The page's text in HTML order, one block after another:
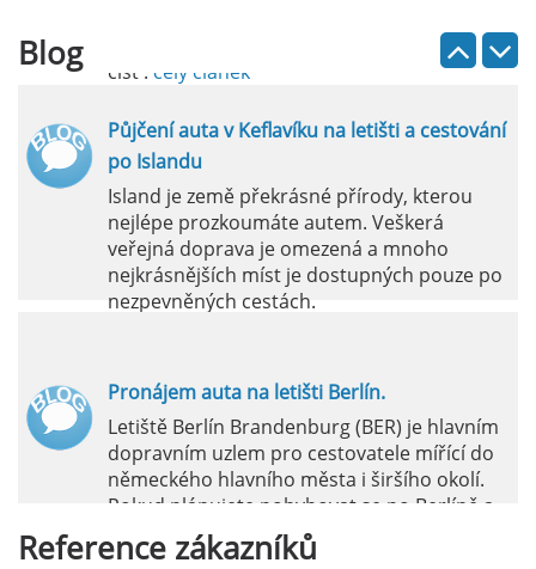
Blog číst : celý článek
Půjčení auta v Keflavíku na letišti a cestování
po Islandu
Island je země překrásné přírody, kterou
nejlépe prozkoumáte autem. Veškerá
veřejná doprava je omezená a mnoho
nejkrásnějších míst je dostupných pouze po
nezpevněných cestách.
Pronájem auta na letišti Berlín.
Letiště Berlín Brandenburg (BER) je hlavním
dopravním uzlem pro cestovatele mířící do
německého hlavního města i širšího okolí.
Pokud plánujete pohybovat se po Berlíně a
okolních regionech bez omezení, pronájem
auta přímo na letišti je ideální volbou.
Reference zákazníků